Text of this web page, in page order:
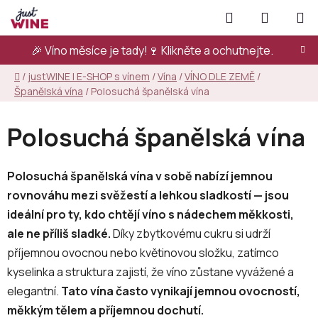
Přejít
na
obsah
🎉 Víno měsíce je tady!🍷 Klikněte a ochutnejte.
Hledat
KOŠÍK
Domů
/ justWINE | E-SHOP s vínem /Vína /VÍNO DLE ZEMĚ /
Španělská vína / Polosuchá španělská vína
Polosuchá španělská vína
Polosuchá španělská vína v sobě nabízí jemnou
rovnováhu mezi svěžestí a lehkou sladkostí — jsou
ideální pro ty, kdo chtějí víno s nádechem měkkosti,
ale ne příliš sladké.Díky zbytkovému cukru si udrží
příjemnou ovocnou nebo květinovou složku, zatímco
kyselinka a struktura zajistí, že víno zůstane vyvážené a
elegantní. Tato vína často vynikají jemnou ovocností,
měkkým tělem a příjemnou dochutí.